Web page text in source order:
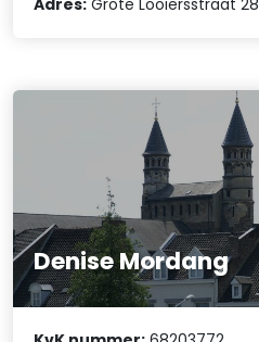
Adres: Grote Looiersstraat 28
Denise Mordang